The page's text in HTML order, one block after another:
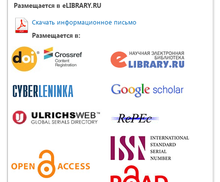
Размещается в eLIBRARY.RU
Скачать информационное письмо
Размещается в: